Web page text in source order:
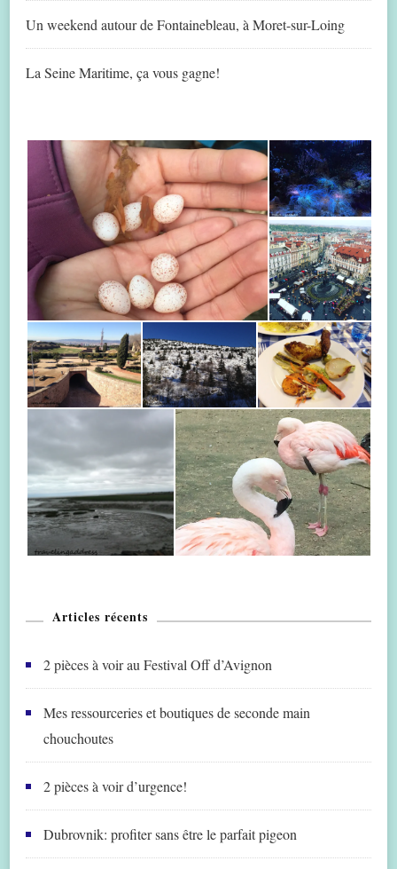
Un weekend autour de Fontainebleau, à Moret-sur-Loing
La Seine Maritime, ça vous gagne!
Articles récents
2 pièces à voir au Festival Off d’Avignon
Mes ressourceries et boutiques de seconde main
chouchoutes
2 pièces à voir d’urgence!
Dubrovnik: profiter sans être le parfait pigeon